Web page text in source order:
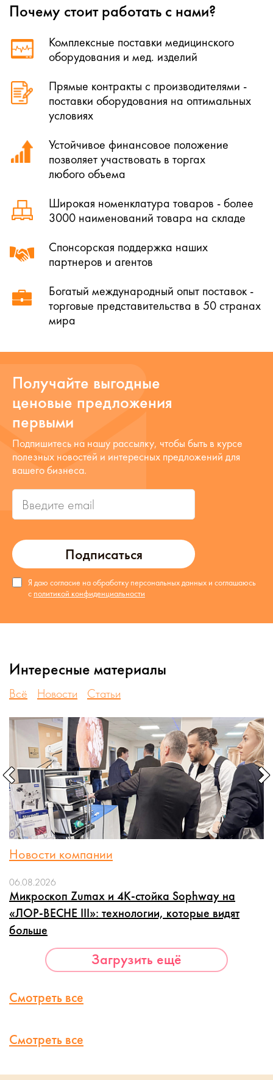
Почему стоит работать с нами?
Комплексные поставки медицинского
оборудования и мед. изделий
Прямые контракты с производителями -
поставки оборудования на оптимальных
условиях
Устойчивое финансовое положение
позволяет участвовать в торгах
любого объема
Широкая номенклатура товаров - более
3000 наименований товара на складе
Спонсорская поддержка наших
партнеров и агентов
Богатый международный опыт поставок -
торговые представительства в 50 странах
мира
Получайте выгодные
ценовые предложения
первыми
Подписаться
Я даю согласие на обработку персональных данных и соглашаюсь
с политикой конфиденциальности
Подпишитесь на нашу рассылку, чтобы быть в курсе
полезных новостей и интересных предложений для
вашего бизнеса.
Интересные материалы
Всё Новости Статьи
Новости компании
06.08.2026
Микроскоп Zumax и 4K-стойка Sophway на
«ЛОР-ВЕСНЕ III»: технологии, которые видят
больше
Загрузить ещё
Смотреть все
Смотреть все